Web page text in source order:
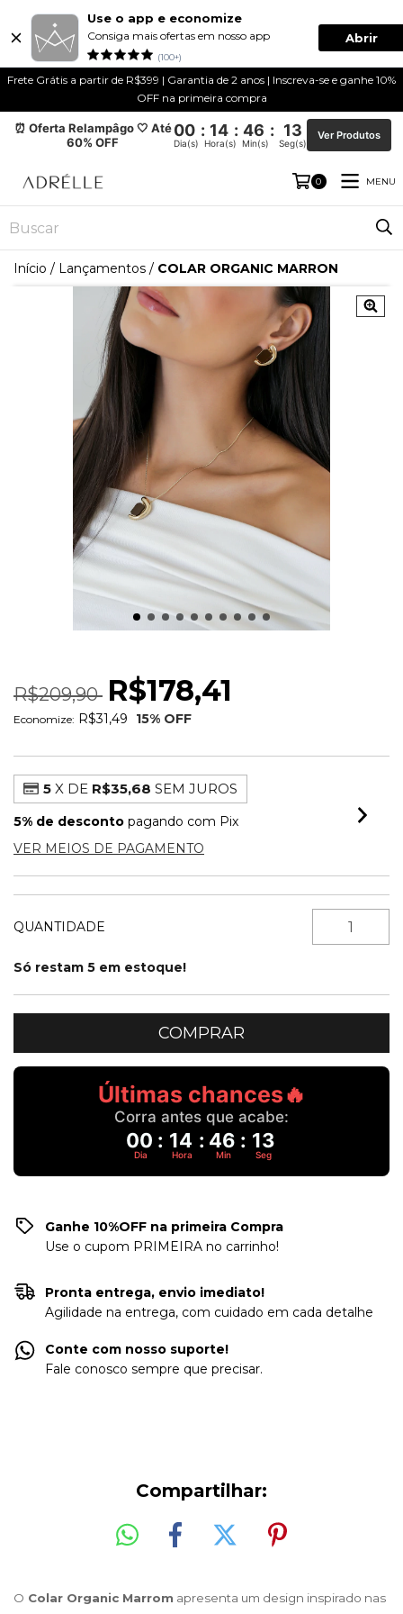
Use o app e economize
Consiga mais ofertas em nosso app
(100+)
Abrir
Frete Grátis a partir de R$399 | Garantia de 2 anos | Inscreva-se e ganhe 10%
OFF na primeira compra
⏰ Oferta Relampâgo 🤍 Até
60% OFF
00 : 14 : 46 : 12
Dia(s) Hora(s) Min(s) Seg(s)
Ver Produtos
0 MENU
Início / Lançamentos / COLAR ORGANIC MARRON
R$209,90 R$178,41
Economize: R$31,49 15% OFF
5 X DE R$35,68 SEM JUROS
5% de desconto pagando com Pix
VER MEIOS DE PAGAMENTO
QUANTIDADE
Só restam 5 em estoque!
Últimas chances🔥
Corra antes que acabe:
00 : 14 : 46 : 12
Dia Hora Min Seg
Ganhe 10%OFF na primeira Compra
Use o cupom PRIMEIRA no carrinho!
Pronta entrega, envio imediato!
Agilidade na entrega, com cuidado em cada detalhe
Conte com nosso suporte!
Fale conosco sempre que precisar.
Compartilhar:
O Colar Organic Marrom apresenta um design inspirado nas